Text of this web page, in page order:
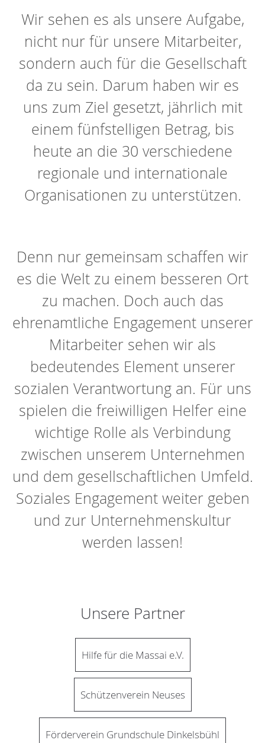
Wir sehen es als unsere Aufgabe,
nicht nur für unsere Mitarbeiter,
sondern auch für die Gesellschaft
da zu sein. Darum haben wir es
uns zum Ziel gesetzt, jährlich mit
einem fünfstelligen Betrag, bis
heute an die 30 verschiedene
regionale und internationale
Organisationen zu unterstützen.
Denn nur gemeinsam schaffen wir
es die Welt zu einem besseren Ort
zu machen. Doch auch das
ehrenamtliche Engagement unserer
Mitarbeiter sehen wir als
bedeutendes Element unserer
sozialen Verantwortung an. Für uns
spielen die freiwilligen Helfer eine
wichtige Rolle als Verbindung
zwischen unserem Unternehmen
und dem gesellschaftlichen Umfeld.
Soziales Engagement weiter geben
und zur Unternehmenskultur
werden lassen!
Unsere Partner
Hilfe für die Massai e.V.
Schützenverein Neuses
Förderverein Grundschule Dinkelsbühl